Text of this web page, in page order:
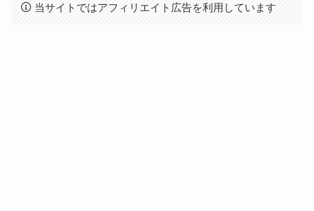
当サイトではアフィリエイト広告を利用しています